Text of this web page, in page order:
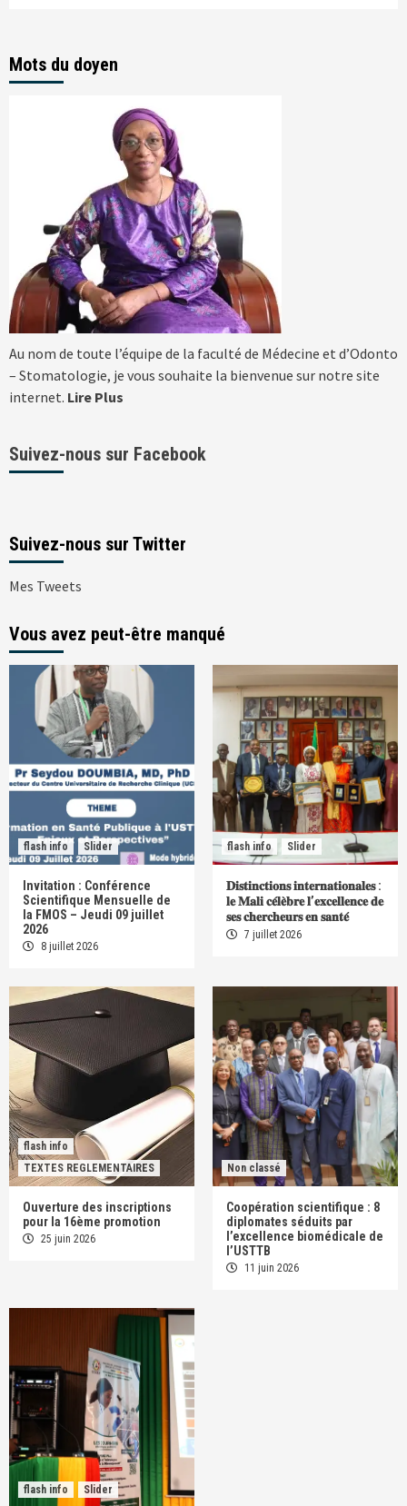
Mots du doyen
Au nom de toute l’équipe de la faculté de Médecine et d’Odonto
– Stomatologie, je vous souhaite la bienvenue sur notre site
internet. Lire Plus
Suivez-nous sur Facebook
Suivez-nous sur Twitter
Mes Tweets
Vous avez peut-être manqué
flash info Slider
Invitation : Conférence
Scientifique Mensuelle de
la FMOS – Jeudi 09 juillet
2026
8 juillet 2026
flash info Slider
𝐃𝐢𝐬𝐭𝐢𝐧𝐜𝐭𝐢𝐨𝐧𝐬 𝐢𝐧𝐭𝐞𝐫𝐧𝐚𝐭𝐢𝐨𝐧𝐚𝐥𝐞𝐬 :
𝐥𝐞 𝐌𝐚𝐥𝐢 𝐜𝐞́𝐥𝐞̀𝐛𝐫𝐞 𝐥’𝐞𝐱𝐜𝐞𝐥𝐥𝐞𝐧𝐜𝐞 𝐝𝐞
𝐬𝐞𝐬 𝐜𝐡𝐞𝐫𝐜𝐡𝐞𝐮𝐫𝐬 𝐞𝐧 𝐬𝐚𝐧𝐭𝐞́
7 juillet 2026
flash info
TEXTES REGLEMENTAIRES
Ouverture des inscriptions
pour la 16ème promotion
25 juin 2026
Non classé
Coopération scientifique : 8
diplomates séduits par
l’excellence biomédicale de
l’USTTB
11 juin 2026
flash info Slider